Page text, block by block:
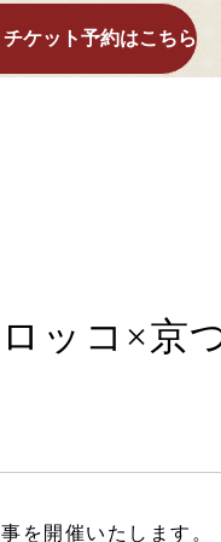
チケット予約はこちら
ロッコ嵯峨駅
ッコ亀岡駅
ッコ×京
を開催いたします。